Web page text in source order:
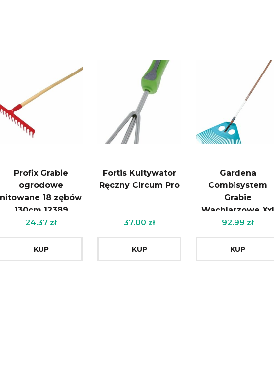
Profix Grabie
ogrodowe
nitowane 18 zębów
130cm 12389
24.37 zł
KUP
Fortis Kultywator
Ręczny Circum Pro
37.00 zł
KUP
Gardena
Combisystem
Grabie
Wachlarzowe Xxl
77Cm 3015-30
92.99 zł
KUP